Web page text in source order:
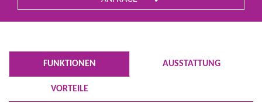
FUNKTIONEN AUSSTATTUNG
VORTEILE